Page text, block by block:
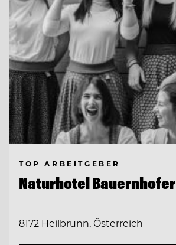
TOP ARBEITGEBER
Naturhotel Bauernhofer
8172 Heilbrunn, Österreich